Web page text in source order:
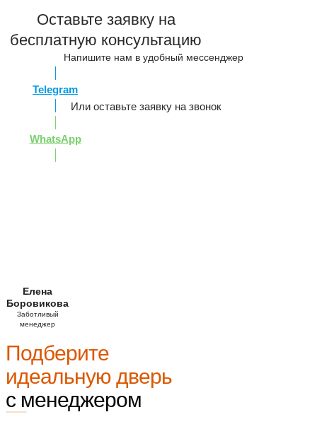
Оставьте заявку на
бесплатную консультацию
Напишите нам в удобный мессенджер
Telegram
Или оставьте заявку на звонок
WhatsApp
Елена
Боровикова
Заботливый
менеджер
Подберите
идеальную дверь
с менеджером